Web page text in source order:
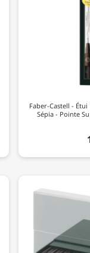
Faber-Castell -
Sépia - Pointe